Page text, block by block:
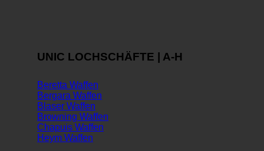
UNIC LOCHSCHÄFTE | A-H
Beretta Waffen
Bergara Waffen
Blaser Waffen
Browning Waffen
Chapuis Waffen
Heym Waffen